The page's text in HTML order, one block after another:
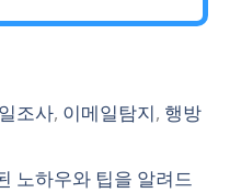
조사, 이메일탐지, 행방
노하우와 팁을 알려드